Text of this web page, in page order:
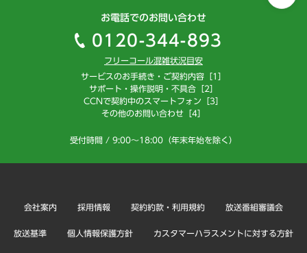
お電話でのお問い合わせ
0120-344-893
フリーコール混雑状況目安
サービスのお手続き・ご契約内容［1］
サポート・操作説明・不具合［2］
CCNで契約中のスマートフォン［3］
その他のお問い合わせ［4］
受付時間 / 9:00～18:00（年末年始を除く）
会社案内 採用情報 契約約款・利用規約 放送番組審議会
放送基準 個人情報保護方針 カスタマーハラスメントに対する方針